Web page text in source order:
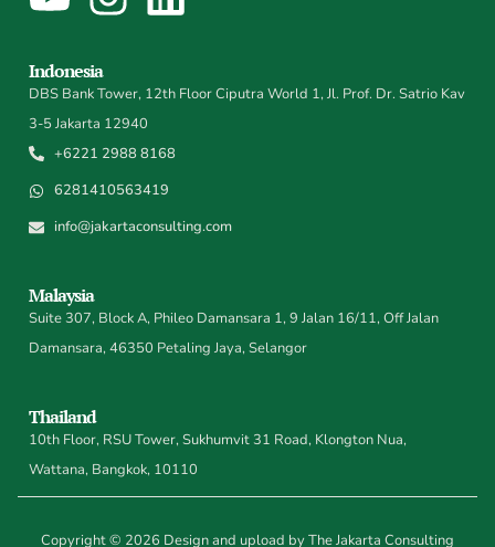
Indonesia
DBS Bank Tower, 12th Floor Ciputra World 1, Jl. Prof. Dr. Satrio Kav
3-5 Jakarta 12940
+6221 2988 8168
6281410563419
info@jakartaconsulting.com
Malaysia
Suite 307, Block A, Phileo Damansara 1, 9 Jalan 16/11, Off Jalan
Damansara, 46350 Petaling Jaya, Selangor
Thailand
10th Floor, RSU Tower, Sukhumvit 31 Road, Klongton Nua,
Wattana, Bangkok, 10110
Copyright © 2026 Design and upload by The Jakarta Consulting